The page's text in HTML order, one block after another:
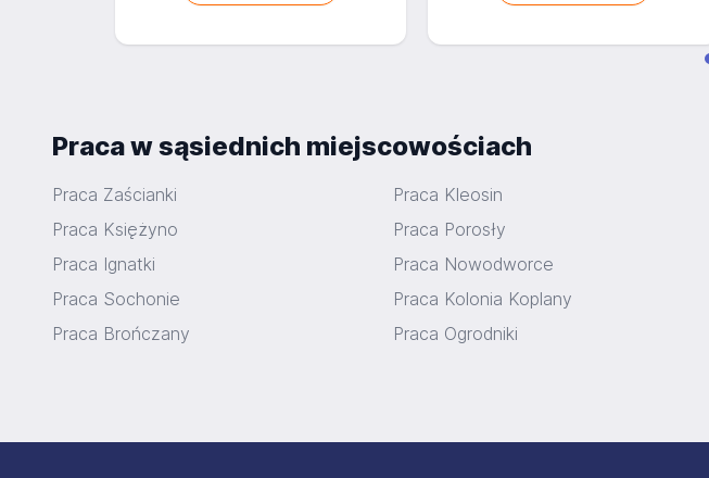
Praca w sąsiednich miejscowościach
Praca Zaścianki Praca Kleosin
Praca Księżyno
Praca Porosły
Praca Ignatki
Praca Nowodworce
Praca Sochonie
Praca Kolonia Koplany
Praca Brończany
Praca Ogrodniki